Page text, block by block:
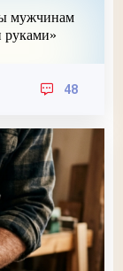
мужчинам
руками»
48